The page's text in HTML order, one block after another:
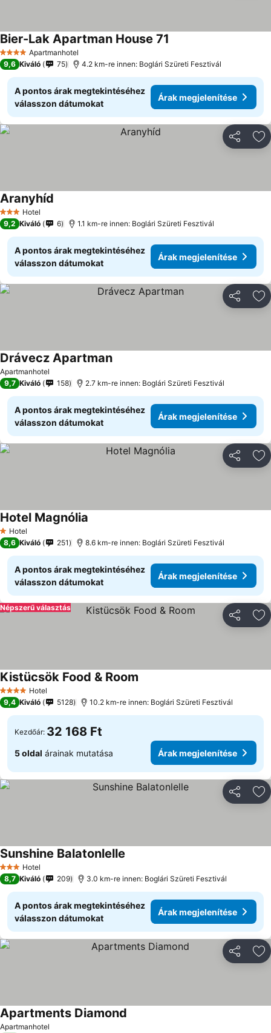
4 KategóriaApartmanhotel
Bier-Lak Apartman House 71
9,6 Kiváló 75 4.2 km-re innen: Boglári Szüreti Fesztivál
A pontos árak megtekintéséhez
válasszon dátumokat
Árak megjelenítése
3 Kategória
Hotel
Aranyhíd
9,2 Kiváló 6 1.1 km-re innen: Boglári Szüreti Fesztivál
A pontos árak megtekintéséhez
válasszon dátumokat
Árak megjelenítése
Apartmanhotel
Drávecz Apartman
9,7 Kiváló 158 2.7 km-re innen: Boglári Szüreti Fesztivál
A pontos árak megtekintéséhez
válasszon dátumokat
Árak megjelenítése
1 Kategória
Hotel
Hotel Magnólia
8,6 Kiváló 251 8.6 km-re innen: Boglári Szüreti Fesztivál
A pontos árak megtekintéséhez
válasszon dátumokat
Árak megjelenítése
Népszerű választás
4 KategóriaHotel
Kistücsök Food & Room
9,4 Kiváló 5128 10.2 km-re innen: Boglári Szüreti Fesztivál
Kezdőár: 32 168 Ft
5 oldal árainak mutatása Árak megjelenítése
3 Kategória
Hotel
Sunshine Balatonlelle
8,7 Kiváló 209 3.0 km-re innen: Boglári Szüreti Fesztivál
A pontos árak megtekintéséhez
válasszon dátumokat
Árak megjelenítése
Apartmanhotel
Apartments Diamond